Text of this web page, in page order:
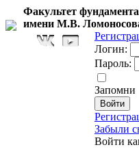
Факультет
имени М.В.
Логин:
Пароль:
Запомни
Забыли
Войти